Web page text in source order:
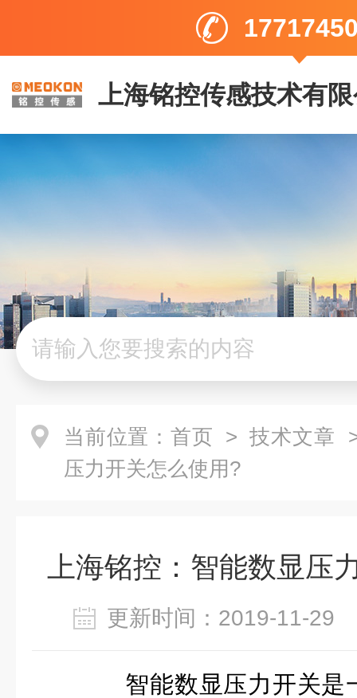
上海铭控传感技术有
当前位置： 首页 > 技术文章
压力开关怎么使用?
上海铭控：智能数显压
更新时间：2019-11-
智能数显压力开关是